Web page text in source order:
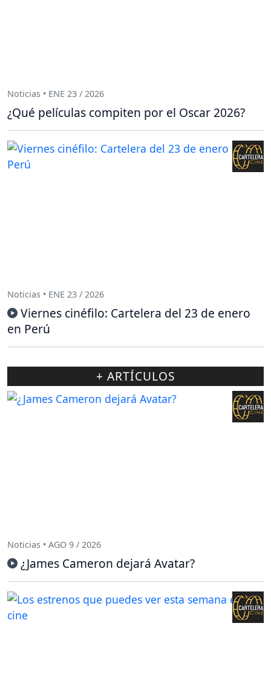
Noticias • ENE 23 / 2026
¿Qué películas compiten por el Oscar 2026?
Noticias • ENE 23 / 2026
Viernes cinéfilo: Cartelera del 23 de enero
en Perú
+ ARTÍCULOS
Noticias • AGO 9 / 2026
¿James Cameron dejará Avatar?